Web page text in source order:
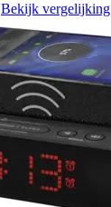
Bekijk vergelijking